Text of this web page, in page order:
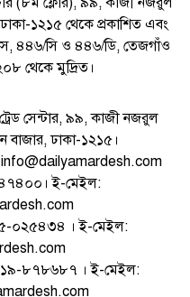
১২১৫ থেকে প্রকাশিত এবং
৪৪৬/সি ও ৪৪৬/ডি, তেজগাঁও
থেকে মুদ্রিত।
সেন্টার, ৯৯, কাজী নজরুল
বাজার, ঢাকা-১২১৫।
ই-মেইল:
০২৫৪৩৪ । ই-মেইল:
৮৭৮৬৮৭ । ই-মেইল: